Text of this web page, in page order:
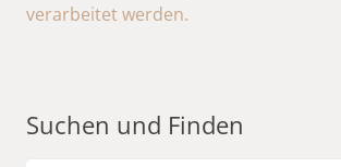
verarbeitet werden.
Suchen und Finden